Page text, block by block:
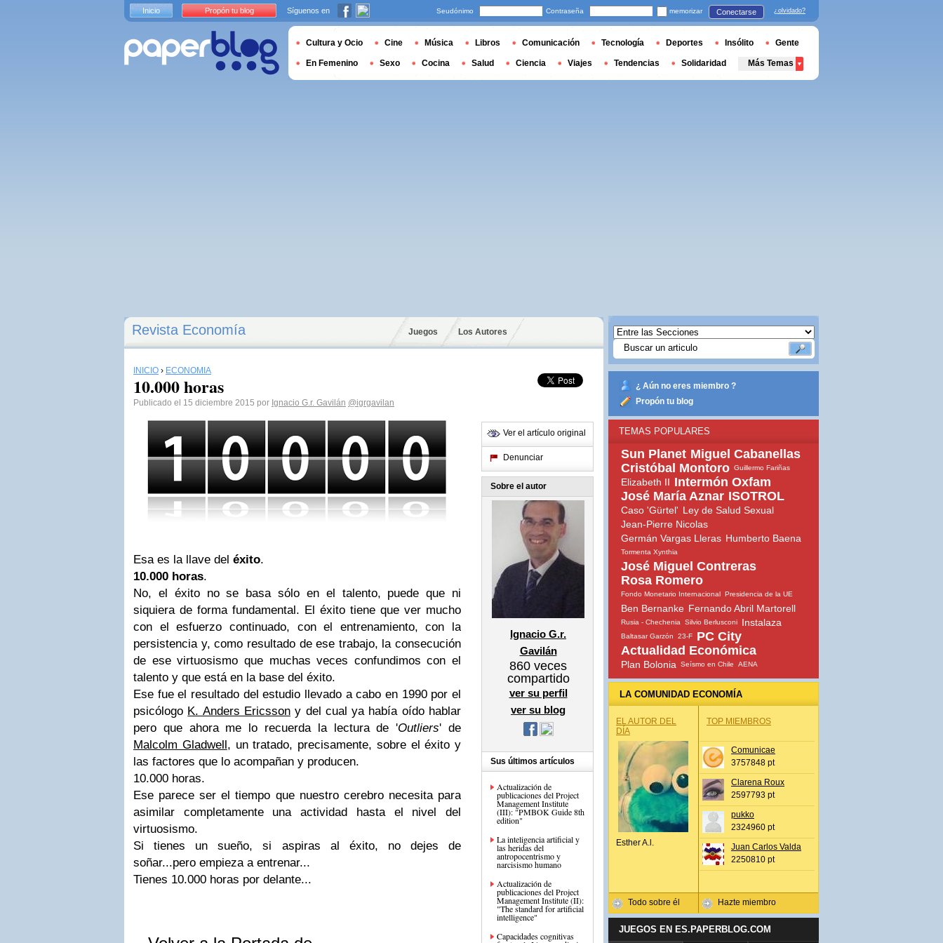
Revista Economía Juegos Los Autores
INICIO › ECONOMÍA
10.000 horas
Publicado el 15 diciembre 2015 por Ignacio G.r. Gavilán @igrgavilan
Esa es la llave del éxito.
10.000 horas.
No, el éxito no se basa sólo en el talento, puede que ni
siquiera de forma fundamental. El éxito tiene que ver mucho
con el esfuerzo continuado, con el entrenamiento, con la
persistencia y, como resultado de ese trabajo, la consecución
de ese virtuosismo que muchas veces confundimos con el
talento y que está en la base del éxito.
Ese fue el resultado del estudio llevado a cabo en 1990 por el
psicólogo K. Anders Ericssony del cual ya había oído hablar
pero que ahora me lo recuerda la lectura de 'Outliers' de
Malcolm Gladwell, un tratado, precisamente, sobre el éxito y
las factores que lo acompañan y producen.
10.000 horas.
Ese parece ser el tiempo que nuestro cerebro necesita para
asimilar completamente una actividad hasta el nivel del
virtuosismo.
Si tienes un sueño, si aspiras al éxito, no dejes de
soñar...pero empieza a entrenar...
Tienes 10.000 horas por delante...
Ver el artículo original
Denunciar
Sobre el autor
Ignacio G.r.
Gavilán
860 veces
compartido
ver su perfil
ver su blog
Sus últimos artículos
Actualización de
publicaciones del Project
Management Institute
(III): "PMBOK Guide 8th
edition"
La inteligencia artificial y
las heridas del
antropocentrismo y
narcisismo humano
Actualización de
publicaciones del Project
Management Institute (II):
"The standard for artificial
intelligence"
Capacidades cognitivas
¿ Aún no eres miembro ?
Propón tu blog
TEMAS POPULARES
Sun Planet Miguel Cabanellas
Cristóbal Montoro Guillermo Fariñas
Elizabeth II Intermón Oxfam
José María Aznar ISOTROL
Caso 'Gürtel' Ley de Salud Sexual
Jean-Pierre Nicolas
Germán Vargas Lleras Humberto Baena
Tormenta Xynthia
José Miguel Contreras
Rosa Romero
Fondo Monetario Internacional Presidencia de la UE
Ben Bernanke Fernando Abril Martorell
Rusia - Chechenia Silvio Berlusconi Instalaza
Baltasar Garzón 23-F
PC City
Actualidad Económica
Plan Bolonia Seísmo en Chile AENA
LA COMUNIDAD ECONOMÍA
EL AUTOR DEL
DÍA
Esther A.l.
Todo sobre él
TOP MIEMBROS
Comunicae
3757848 pt
Clarena Roux
2597793 pt
pukko
2324960 pt
Juan Carlos Valda
2250810 pt
Hazte miembro
JUEGOS EN ES.PAPERBLOG.COM
Inicio Propón tu blog Síguenos en Seudónimo Contraseña memorizar Conectarse ¿olvidado?
Cultura y Ocio Cine Música Libros Comunicación Tecnología Deportes Insólito Gente
En Femenino Sexo Cocina Salud Ciencia Viajes Tendencias Solidaridad Más Temas